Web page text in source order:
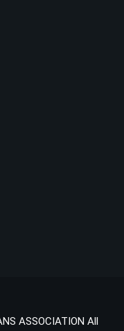
ASSOCIATION All